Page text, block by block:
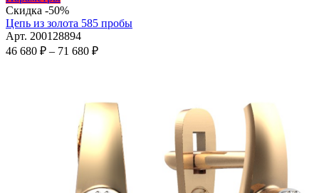
товар
имеет
несколько
вариаций.
странице
товара.
Скидка -50%
Цепь из золота 585 пробы
Арт. 200128894
46 680 ₽ – 71 680 ₽Диапазон
–
71
680 ₽